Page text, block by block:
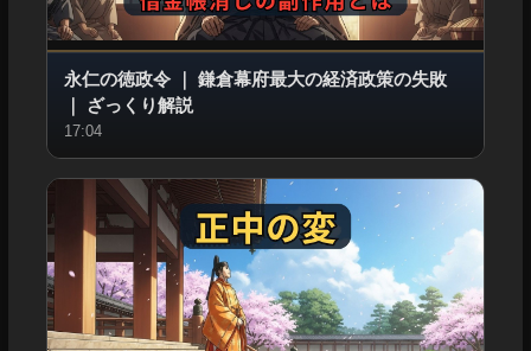
永仁の徳政令｜ 鎌倉幕府最大の経済政策の失敗
｜
ざっくり解説
17:04